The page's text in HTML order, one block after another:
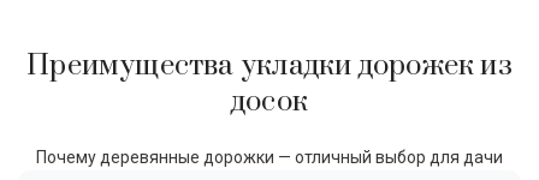
Преимущества укладки дорожек из
досок
Почему деревянные дорожки — отличный выбор для дачи